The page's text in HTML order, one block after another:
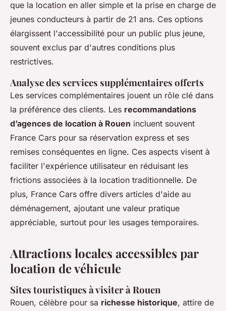
que la location en aller simple et la prise en charge de
jeunes conducteurs à partir de 21 ans. Ces options
élargissent l'accessibilité pour un public plus jeune,
souvent exclus par d'autres conditions plus
restrictives.
Analyse des services supplémentaires offerts
Les services complémentaires jouent un rôle clé dans
la préférence des clients. Les recommandations
d’agences de location à Rouen incluent souvent
France Cars pour sa réservation express et ses
remises conséquentes en ligne. Ces aspects visent à
faciliter l'expérience utilisateur en réduisant les
frictions associées à la location traditionnelle. De
plus, France Cars offre divers articles d'aide au
déménagement, ajoutant une valeur pratique
appréciable, surtout pour les usages temporaires.
Attractions locales accessibles par
location de véhicule
Sites touristiques à visiter à Rouen
Rouen, célèbre pour sa richesse historique, attire de